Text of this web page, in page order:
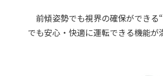
前傾姿勢でも視界の確保ができる
でも安心・快適に運転できる機能が